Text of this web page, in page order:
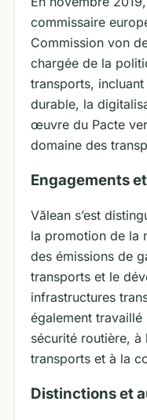
commissaire
Commission von
chargée de la
transports,
durable, la
œuvre du Pacte
domaine des
Engagements
Vălean s’est
la promotion de la
des émissions de
transports et le
infrastructures
également
sécurité routière, à
transports et à la
Distinctions et